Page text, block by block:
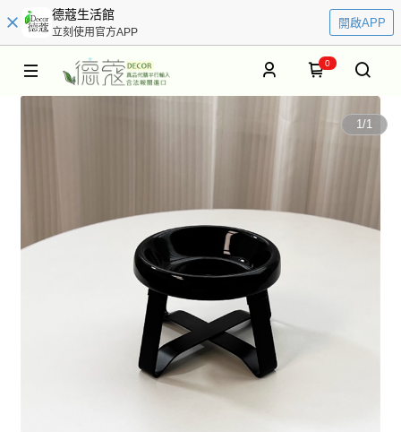
德蔻生活館
立刻使用官方APP
開啟APP
0
1/1